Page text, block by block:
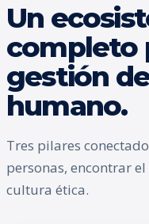
Un
completo
gestión
humano.
Tres pilares
personas, encontrar
cultura ética.